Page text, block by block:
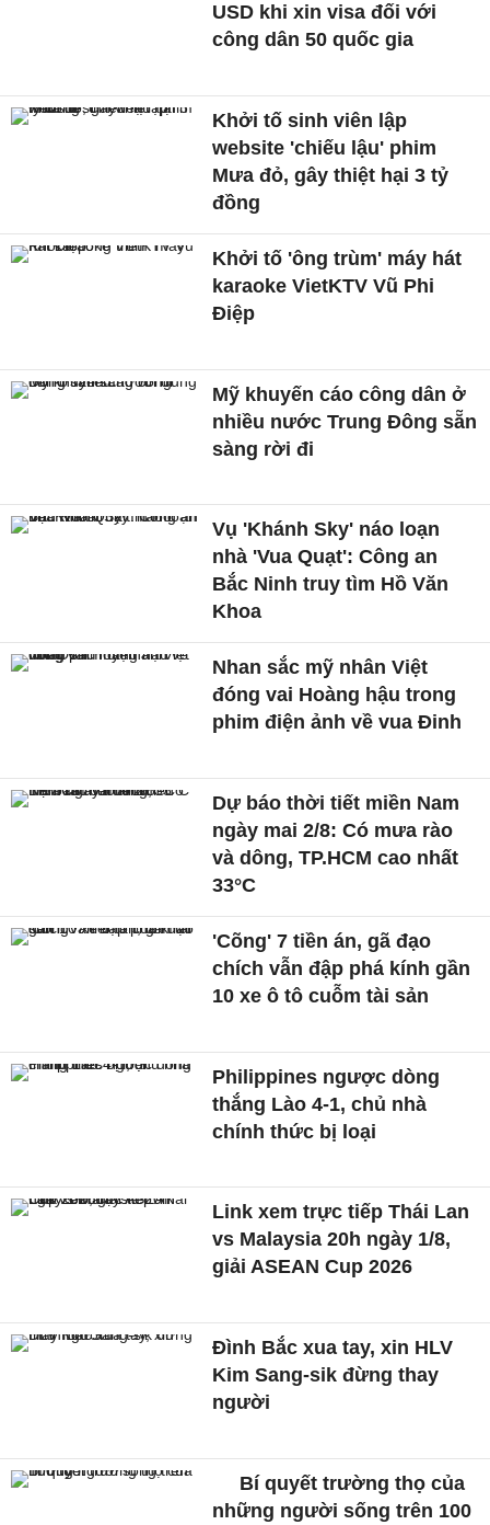
USD khi xin visa đối với
công dân 50 quốc gia
Khởi tố sinh viên lập
website 'chiếu lậu' phim
Mưa đỏ, gây thiệt hại 3 tỷ
đồng
Khởi tố 'ông trùm' máy hát
karaoke VietKTV Vũ Phi
Điệp
Mỹ khuyến cáo công dân ở
nhiều nước Trung Đông sẵn
sàng rời đi
Vụ 'Khánh Sky' náo loạn
nhà 'Vua Quạt': Công an
Bắc Ninh truy tìm Hồ Văn
Khoa
Nhan sắc mỹ nhân Việt
đóng vai Hoàng hậu trong
phim điện ảnh về vua Đinh
Dự báo thời tiết miền Nam
ngày mai 2/8: Có mưa rào
và dông, TP.HCM cao nhất
33°C
'Cõng' 7 tiền án, gã đạo
chích vẫn đập phá kính gần
10 xe ô tô cuỗm tài sản
Philippines ngược dòng
thắng Lào 4-1, chủ nhà
chính thức bị loại
Link xem trực tiếp Thái Lan
vs Malaysia 20h ngày 1/8,
giải ASEAN Cup 2026
Đình Bắc xua tay, xin HLV
Kim Sang-sik đừng thay
người
Bí quyết trường thọ của
những người sống trên 100